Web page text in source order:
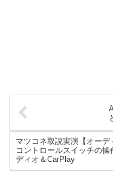
マツコネ取説実演【オーデ
コントロールスイッチの操
ディオ＆CarPlay